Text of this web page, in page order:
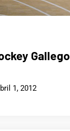
Gallego
1, 2012